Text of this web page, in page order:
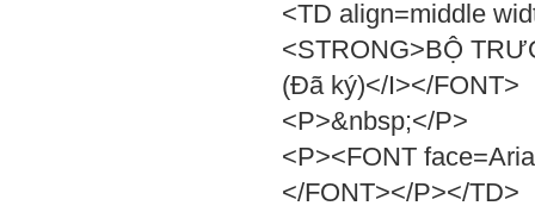
<TD align=middle
<STRONG>BỘ
(Đã ký)</I></FONT>
<P>&nbsp;</P>
<P><FONT
</FONT></P></TD>